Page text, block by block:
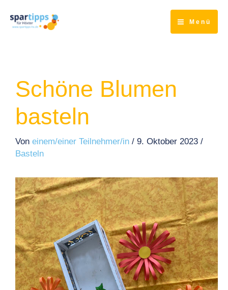
Inhalt
springen
Menü
Schöne Blumen
basteln
Von einem/einer Teilnehmer/in / 9. Oktober 2023 /
Basteln